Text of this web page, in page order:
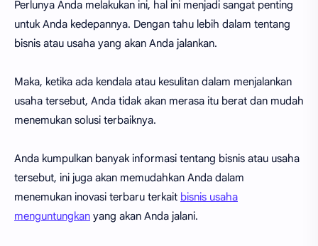
Perlunya Anda melakukan ini, hal ini menjadi sangat penting
untuk Anda kedepannya. Dengan tahu lebih dalam tentang
bisnis atau usaha yang akan Anda jalankan.
Maka, ketika ada kendala atau kesulitan dalam menjalankan
usaha tersebut, Anda tidak akan merasa itu berat dan mudah
menemukan solusi terbaiknya.
Anda kumpulkan banyak informasi tentang bisnis atau usaha
tersebut, ini juga akan memudahkan Anda dalam
menemukan inovasi terbaru terkait bisnis usaha
menguntungkan yang akan Anda jalani.